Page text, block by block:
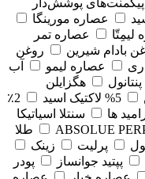
پیگمنت‌های پوشش‌دار
عصاره مورینگا
لیمِتّا
عصاره تمر
بادام شیرین
روغن
عصاره لیمو
آب
پنتانول
هگزایلن
5% لاکتیک اسید
2٪
ها
سنتلا اسیاتیکا
ABSOLUE
طلا
پرلیت
زینک
پپتید جوانساز
پودر